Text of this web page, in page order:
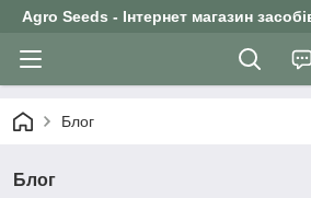
Agro Seeds - Інтернет магазин
Блог
Блог